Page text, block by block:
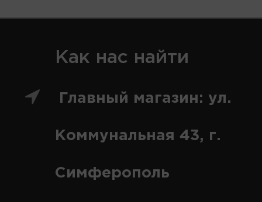
Как нас найти
Главный магазин: ул.
Коммунальная 43, г.
Симферополь